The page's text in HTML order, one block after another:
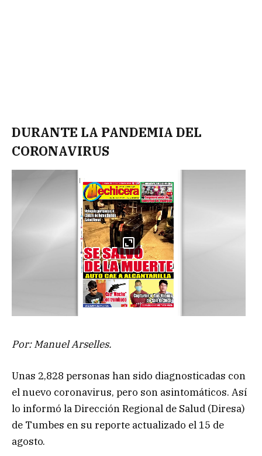
DURANTE LA PANDEMIA DEL
CORONAVIRUS
Por: Manuel Arselles.
Unas 2,828 personas han sido diagnosticadas con
el nuevo coronavirus, pero son asintomáticos. Así
lo informó la Dirección Regional de Salud (Diresa)
de Tumbes en su reporte actualizado el 15 de
agosto.